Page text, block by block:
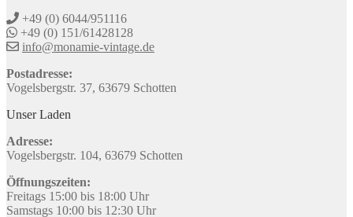
+49 (0) 6044/951116
+49 (0) 151/61428128
info@monamie-vintage.de
Postadresse:
Vogelsbergstr. 37, 63679 Schotten
Unser Laden
Adresse:
Vogelsbergstr. 104, 63679 Schotten
Öffnungszeiten:
Freitags 15:00 bis 18:00 Uhr
Samstags 10:00 bis 12:30 Uhr